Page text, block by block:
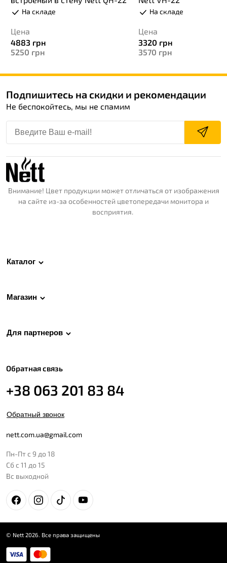
На складе
Цена
4883 грн
5250 грн
На складе
Цена
3320 грн
3570 грн
Подпишитесь на скидки и рекомендации
Не беспокойтесь, мы не спамим
Внимание! Цвет продукции может отличаться от изображения
на сайте из-за особенностей цветопередачи монитора и
восприятия.
Каталог
Магазин
Для партнеров
Обратная связь
+38 063 201 83 84
Обратный звонок
nett.com.ua@gmail.com
Пн-Пт с 9 до 18
Сб с 11 до 15
Вс выходной
© Nett 2026. Все права защищены